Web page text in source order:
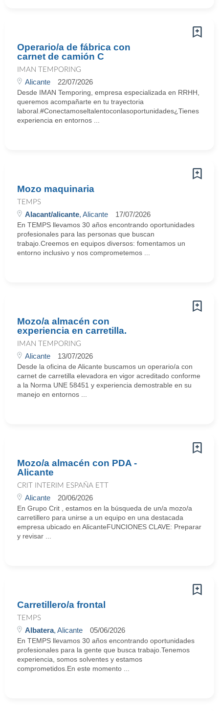
Operario/a de fábrica con
carnet de camión C
IMAN TEMPORING
Alicante 22/07/2026
Desde IMAN Temporing, empresa especializada en RRHH,
queremos acompañarte en tu trayectoria
laboral.#Conectamoseltalentoconlasoportunidades¿Tienes
experiencia en entornos ...
Mozo maquinaria
TEMPS
Alacant/alicante, Alicante 17/07/2026
En TEMPS llevamos 30 años encontrando oportunidades
profesionales para las personas que buscan
trabajo.Creemos en equipos diversos: fomentamos un
entorno inclusivo y nos comprometemos ...
Mozo/a almacén con
experiencia en carretilla.
IMAN TEMPORING
Alicante 13/07/2026
Desde la oficina de Alicante buscamos un operario/a con
carnet de carretilla elevadora en vigor acreditado conforme
a la Norma UNE 58451 y experiencia demostrable en su
manejo en entornos ...
Mozo/a almacén con PDA -
Alicante
CRIT INTERIM ESPAÑA ETT
Alicante 20/06/2026
En Grupo Crit , estamos en la búsqueda de un/a mozo/a
carretillero para unirse a un equipo en una destacada
empresa ubicado en AlicanteFUNCIONES CLAVE: Preparar
y revisar ...
Carretillero/a frontal
TEMPS
Albatera, Alicante 05/06/2026
En TEMPS llevamos 30 años encontrando oportunidades
profesionales para la gente que busca trabajo.Tenemos
experiencia, somos solventes y estamos
comprometidos.En este momento ...